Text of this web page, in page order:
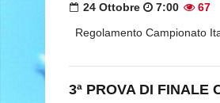
24 Ottobre 7:00
67
Regolamento Campionato
3ª PROVA DI FINALE